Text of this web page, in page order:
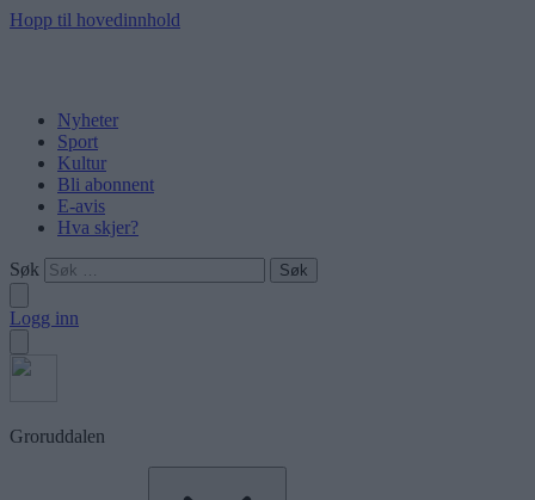
Hopp til hovedinnhold
Nyheter
Sport
Kultur
Bli abonnent
E-avis
Hva skjer?
Søk
Logg inn
Groruddalen